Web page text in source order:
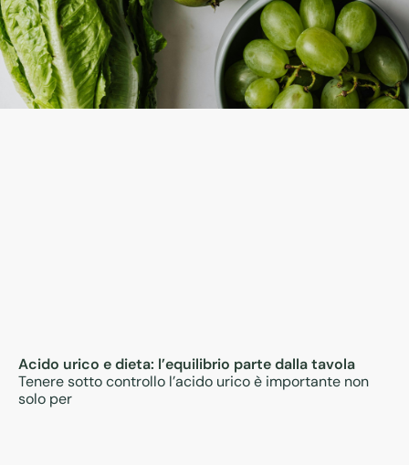
Acido urico e dieta: l’equilibrio parte dalla tavola
Tenere sotto controllo l’acido urico è importante non
solo per